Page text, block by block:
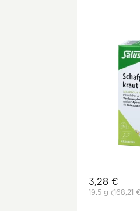
3,28 €
19.5 g (168,21 €